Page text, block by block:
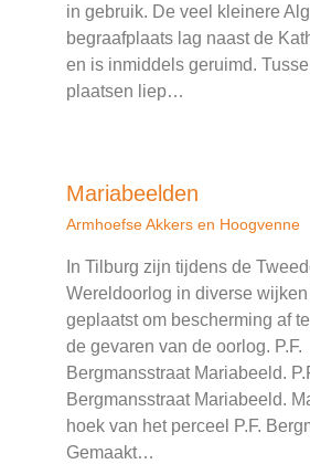
in gebruik. De veel kleinere
begraafplaats lag naast de
en is inmiddels geruimd.
plaatsen liep…
Mariabeelden
Armhoefse Akkers en Hoogvenne
In Tilburg zijn tijdens de
Wereldoorlog in diverse
geplaatst om bescherming af
de gevaren van de oorlog. P.F.
Bergmansstraat Mariabeeld.
Bergmansstraat Mariabeeld.
hoek van het perceel P.F.
Gemaakt…